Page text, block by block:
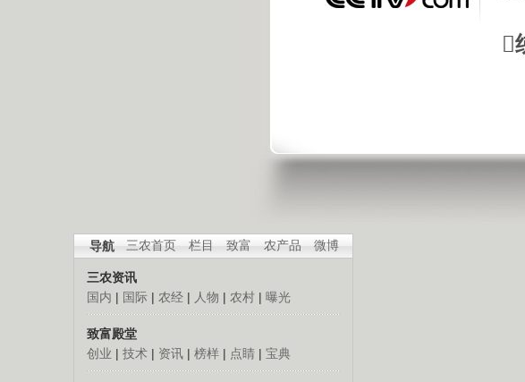

三农首页 栏目 致富 农产品 微博
导航
三农资讯
国内 | 国际 | 农经 | 人物 | 农村 | 曝光
致富殿堂
创业 | 技术 | 资讯 | 榜样 | 点睛 | 宝典